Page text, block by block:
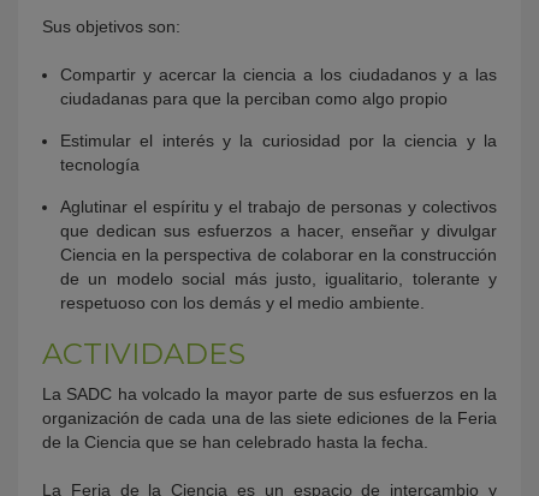
Sus objetivos son:
Compartir y acercar la ciencia a los ciudadanos y a las
ciudadanas para que la perciban como algo propio
Estimular el interés y la curiosidad por la ciencia y la
tecnología
Aglutinar el espíritu y el trabajo de personas y colectivos
que dedican sus esfuerzos a hacer, enseñar y divulgar
Ciencia en la perspectiva de colaborar en la construcción
de un modelo social más justo, igualitario, tolerante y
respetuoso con los demás y el medio ambiente.
ACTIVIDADES
La SADC ha volcado la mayor parte de sus esfuerzos en la
organización de cada una de las siete ediciones de la Feria
de la Ciencia que se han celebrado hasta la fecha.
La Feria de la Ciencia es un espacio de intercambio y